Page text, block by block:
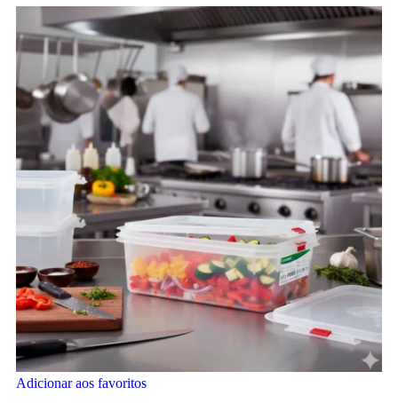
Adicionar aos favoritos